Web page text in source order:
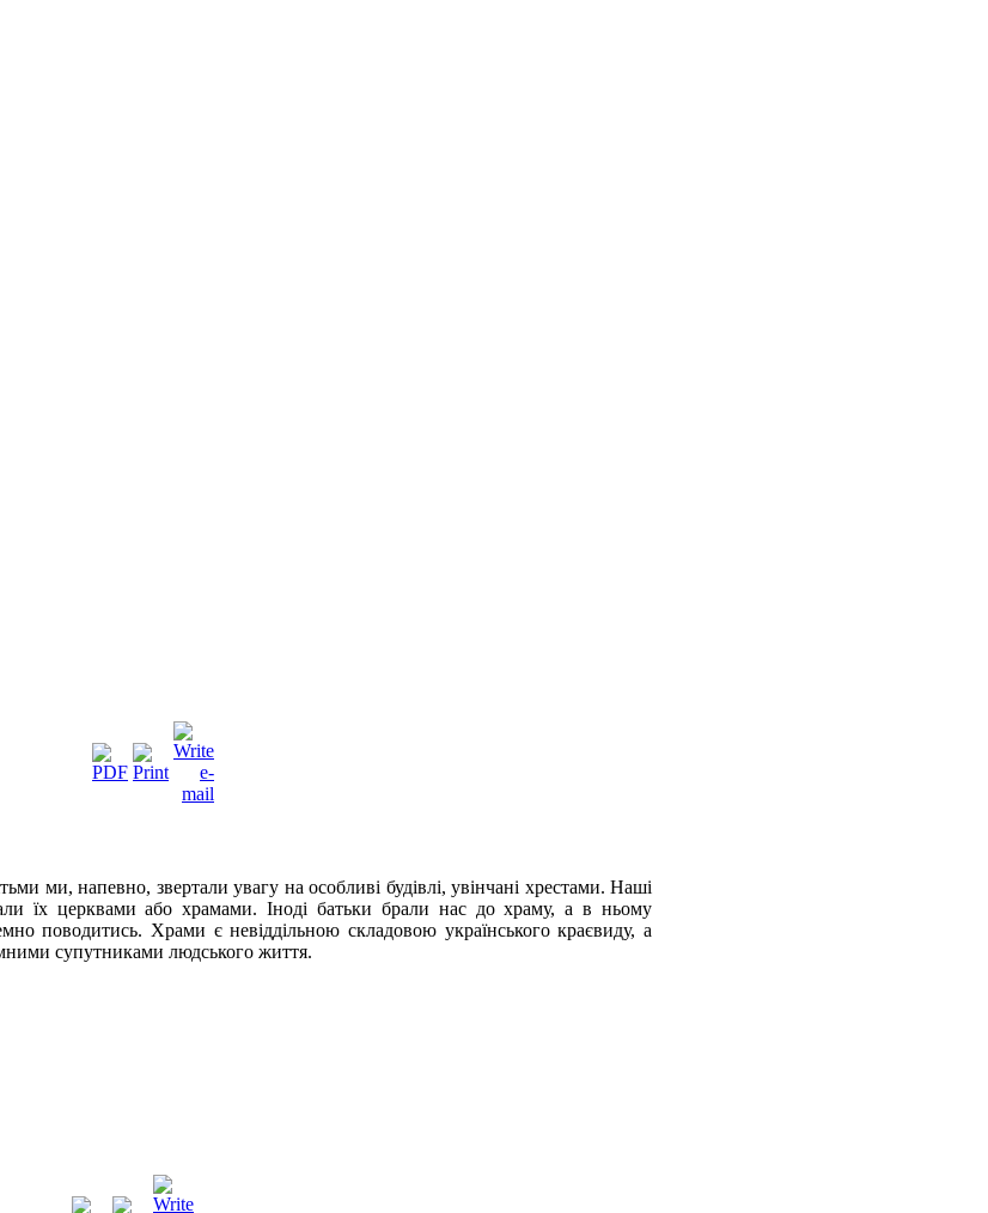
ми, напевно, звертали увагу на особливі будівлі, увінчані хрестами. Наші
їх церквами або храмами. Іноді батьки брали нас до храму, а в ньому
поводитись. Храми є невіддільною складовою українського краєвиду, а
супутниками людського життя.